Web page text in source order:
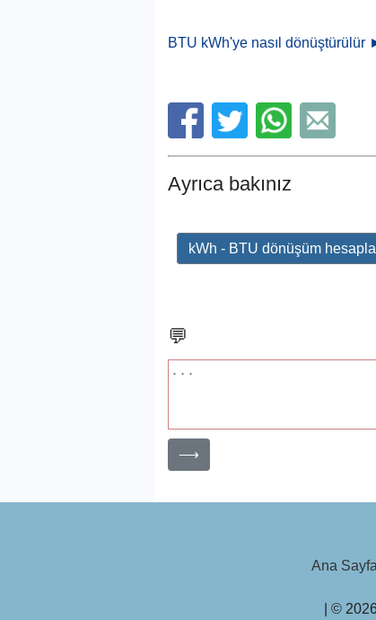
BTU kWh'ye nasıl dönüştürülür
Ayrıca bakınız
kWh - BTU dönüşüm
💬
⟶
Ana Sayfa
| ©